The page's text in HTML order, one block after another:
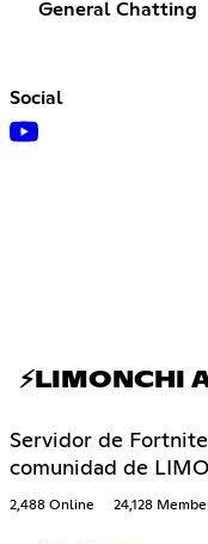
General Chatting
Social
⚡LIMONCHI
Servidor de
comunidad de
2,488 Online 24,128